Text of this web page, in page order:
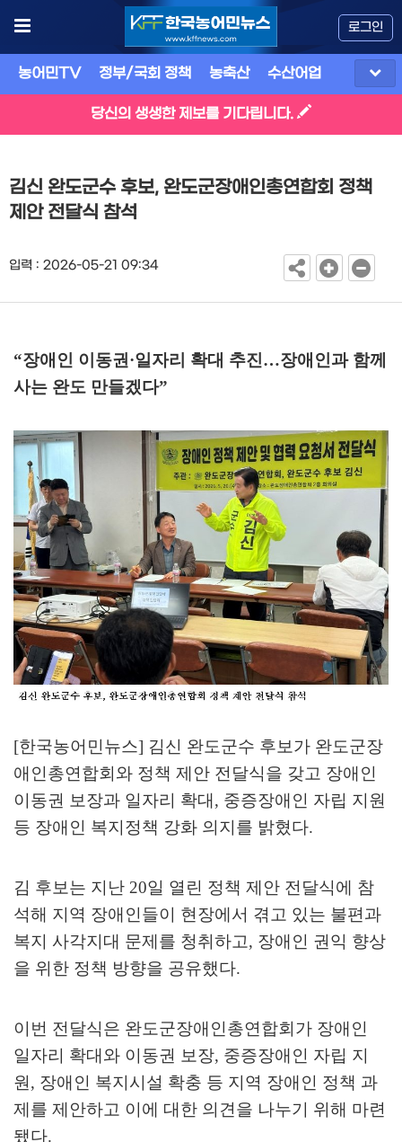
로그인
농어민TV 정부/국회 정책 농축산 수산어업
당신의 생생한 제보를 기다립니다.
김신 완도군수 후보, 완도군장애인총연합회 정책
제안 전달식 참석
입력 : 2026-05-21 09:34
“장애인 이동권 ·일자리 확대 추진…장애인과 함께
사는 완도 만들겠다”
[한국농어민뉴스] 김신 완도군수 후보가 완도군장
애인총연합회와 정책 제안 전달식을 갖고 장애인
이동권 보장과 일자리 확대 , 중증장애인 자립 지원
등 장애인 복지정책 강화 의지를 밝혔다.
김 후보는 지난 20일 열린 정책 제안 전달식에 참
석해 지역 장애인들이 현장에서 겪고 있는 불편과
복지 사각지대 문제를 청취하고, 장애인 권익 향상
을 위한 정책 방향을 공유했다.
이번 전달식은 완도군장애인총연합회가 장애인
일자리 확대와 이동권 보장, 중증장애인 자립 지
원 , 장애인 복지시설 확충 등 지역 장애인 정책 과
제를 제안하고 이에 대한 의견을 나누기 위해 마련
됐다.